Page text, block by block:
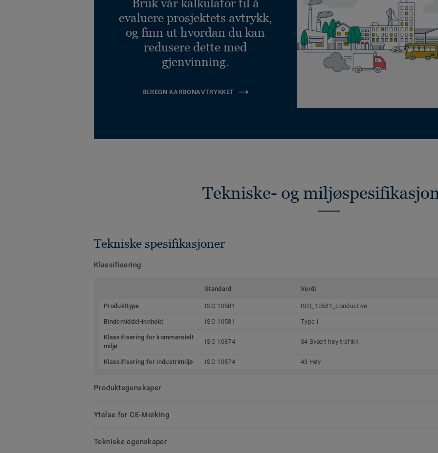
Bruk vår kalkulator til å
evaluere prosjektets avtrykk,
og finn ut hvordan du kan
redusere dette med
gjenvinning.
BEREGN KARBONAVTRYKKET
Tekniske- og
Tekniske spesifikasjoner
Klassifisering
Standard Verdi
Produkttype ISO 10581 ISO_10581_conductive
Bindemiddel-innhold ISO 10581 Type I
Klassifisering for kommersielt
miljø
ISO 10874 34 Svært høy trafikk
Klassifisering for industrimiljø ISO 10874 43 Høy
Produktegenskaper
Ytelse for CE-Merking
Tekniske egenskaper